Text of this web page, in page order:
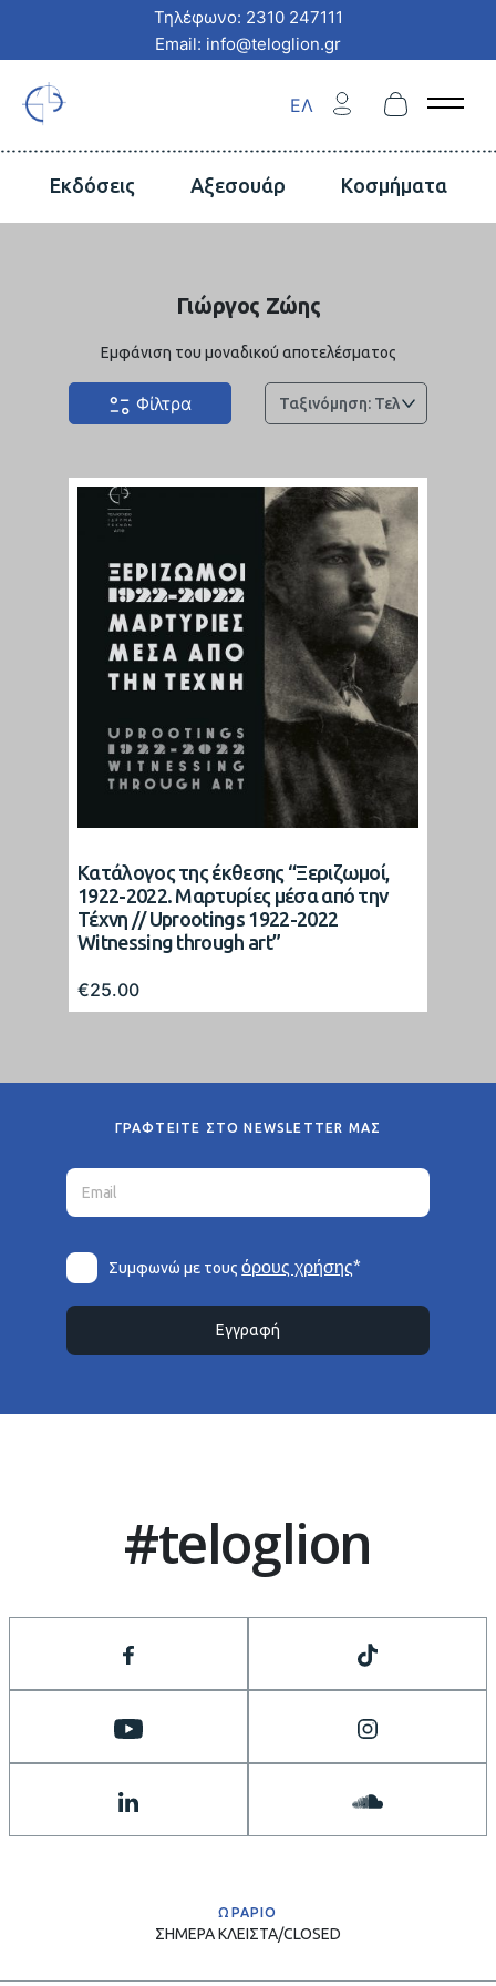
Τηλέφωνο: 2310 247111
Email: info@teloglion.gr
ΕΛ Open
Εκδόσεις Αξεσουάρ Κοσμήματα
Γιώργος Ζώης
Φίλτρα
Εμφάνιση του μοναδικού αποτελέσματος
Κατάλογος της έκθεσης “Ξεριζωμοί,
1922-2022. Μαρτυρίες μέσα από την
Τέχνη // Uprootings 1922-2022
Witnessing through art”
€25.00
ΓΡΑΦΤΕΙΤΕ ΣΤΟ NEWSLETTER ΜΑΣ
Συμφωνώ με τουςόρους χρήσης*
Εγγραφή
#teloglion
ΩΡΑΡΙΟ
ΣΗΜΕΡΑΚΛΕΙΣΤΑ/CLOSED